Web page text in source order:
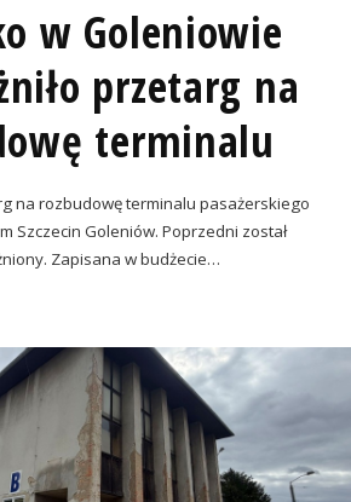
w Goleniowie
przetarg na
terminalu
na rozbudowę terminalu pasażerskiego
Szczecin Goleniów. Poprzedni został
Zapisana w budżecie…